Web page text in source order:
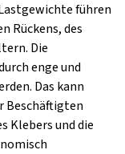
führen
Rückens, des
Die
enge und
Das kann
Beschäftigten
Klebers und die